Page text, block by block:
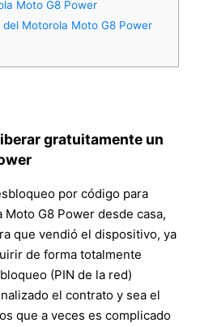
Moto G8 Power
Motorola Moto G8 Power
gratuitamente un
por código para
G8 Power desde casa,
que vendió el dispositivo, ya
de forma totalmente
(PIN de la red)
el contrato y sea el
que a veces es complicado